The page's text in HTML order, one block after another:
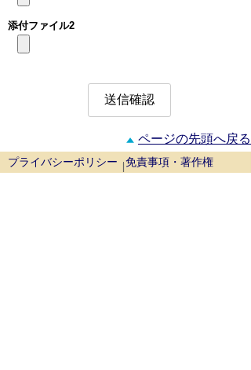
添付ファイル2
ページの先頭へ戻る
プライバシーポリシー
免責事項・著作権